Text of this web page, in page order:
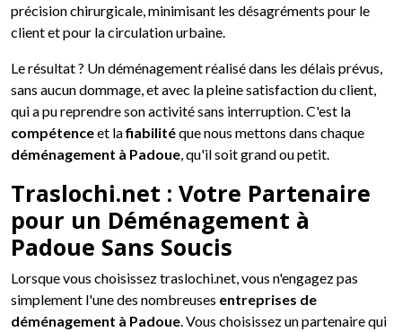
précision chirurgicale, minimisant les désagréments pour le
client et pour la circulation urbaine.
Le résultat ? Un déménagement réalisé dans les délais prévus,
sans aucun dommage, et avec la pleine satisfaction du client,
qui a pu reprendre son activité sans interruption. C'est la
compétenceet lafiabilitéque nous mettons dans chaque
déménagement à Padoue, qu'il soit grand ou petit.
Traslochi.net : Votre Partenaire
pour un Déménagement à
Padoue Sans Soucis
Lorsque vous choisissez traslochi.net, vous n'engagez pas
simplement l'une des nombreuses entreprises de
déménagement à Padoue. Vous choisissez un partenaire qui